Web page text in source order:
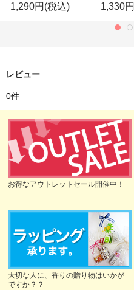
1,290円(税込) 1,330円
レビュー
0件
お得なアウトレットセール開催中！
大切な人に、香りの贈り物はいかが
ですか？？